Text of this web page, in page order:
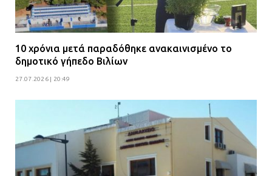
10 χρόνια μετά παραδόθηκε ανακαινισμένο το
δημοτικό γήπεδο Βιλίων
27.07.2026 | 20:49